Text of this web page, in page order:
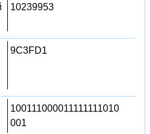
10239953
9C3FD1
100111000011111111010
001